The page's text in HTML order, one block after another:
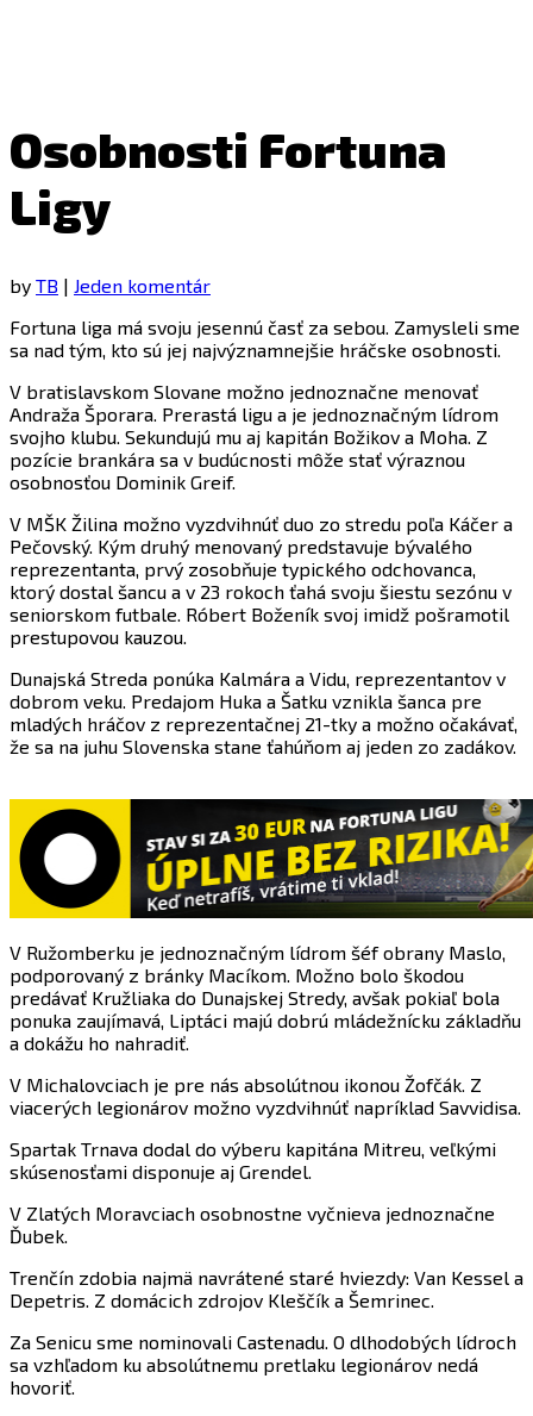
Osobnosti Fortuna
Ligy
by TB | Jeden komentár
Fortuna liga má svoju jesennú časť za sebou. Zamysleli sme
sa nad tým, kto sú jej najvýznamnejšie hráčske osobnosti.
V bratislavskom Slovane možno jednoznačne menovať
Andraža Šporara. Prerastá ligu a je jednoznačným lídrom
svojho klubu. Sekundujú mu aj kapitán Božikov a Moha. Z
pozície brankára sa v budúcnosti môže stať výraznou
osobnosťou Dominik Greif.
V MŠK Žilina možno vyzdvihnúť duo zo stredu poľa Káčer a
Pečovský. Kým druhý menovaný predstavuje bývalého
reprezentanta, prvý zosobňuje typického odchovanca,
ktorý dostal šancu a v 23 rokoch ťahá svoju šiestu sezónu v
seniorskom futbale. Róbert Boženík svoj imidž pošramotil
prestupovou kauzou.
Dunajská Streda ponúka Kalmára a Vidu, reprezentantov v
dobrom veku. Predajom Huka a Šatku vznikla šanca pre
mladých hráčov z reprezentačnej 21-tky a možno očakávať,
že sa na juhu Slovenska stane ťahúňom aj jeden zo zadákov.
V Ružomberku je jednoznačným lídrom šéf obrany Maslo,
podporovaný z bránky Macíkom. Možno bolo škodou
predávať Kružliaka do Dunajskej Stredy, avšak pokiaľ bola
ponuka zaujímavá, Liptáci majú dobrú mládežnícku základňu
a dokážu ho nahradiť.
V Michalovciach je pre nás absolútnou ikonou Žofčák. Z
viacerých legionárov možno vyzdvihnúť napríklad Savvidisa.
Spartak Trnava dodal do výberu kapitána Mitreu, veľkými
skúsenosťami disponuje aj Grendel.
V Zlatých Moravciach osobnostne vyčnieva jednoznačne
Ďubek.
Trenčín zdobia najmä navrátené staré hviezdy: Van Kessel a
Depetris. Z domácich zdrojov Kleščík a Šemrinec.
Za Senicu sme nominovali Castenadu. O dlhodobých lídroch
sa vzhľadom ku absolútnemu pretlaku legionárov nedá
hovoriť.